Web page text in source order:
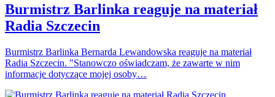
Burmistrz Barlinka reaguje na materiał
Radia Szczecin
Burmistrz Barlinka Bernarda Lewandowska reaguje na materiał
Radia Szczecin. "Stanowczo oświadczam, że zawarte w nim
informacje dotyczące mojej osoby…